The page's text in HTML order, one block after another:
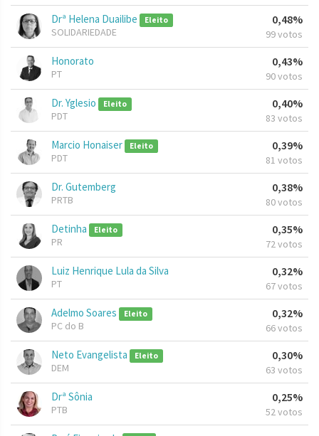
Drª Helena Duailibe Eleito
SOLIDARIEDADE
0,48%
99 votos
Honorato
PT
0,43%
90 votos
Dr. Yglesio Eleito
PDT
0,40%
83 votos
Marcio Honaiser Eleito
PDT
0,39%
81 votos
Dr. Gutemberg
PRTB
0,38%
80 votos
Detinha Eleito
PR
0,35%
72 votos
Luiz Henrique Lula da Silva
PT
0,32%
67 votos
Adelmo Soares Eleito
PC do B
0,32%
66 votos
Neto Evangelista Eleito
DEM
0,30%
63 votos
Drª Sônia
PTB
0,25%
52 votos